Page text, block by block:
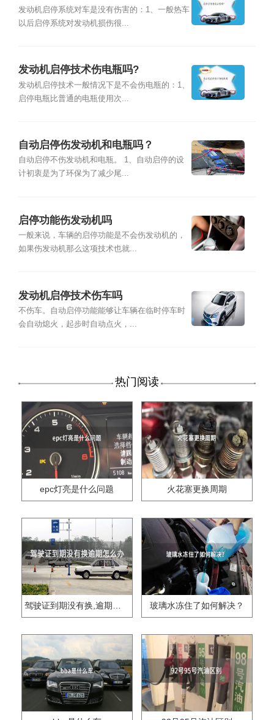
发动机启停系统对车是没有伤害的：1、一般热车
以后启停系统对发动机损伤很...
发动机启停技术伤电瓶吗?
发动机启停技术一般情况下是不会伤电瓶的：1、
启停电瓶比普通的电瓶使用次...
自动启停伤发动机和电瓶吗？
自动启停不伤发动机和电瓶。 1、自动启停的设
计初衷是为了环保为了减少尾...
启停功能伤发动机吗
一般来说，车辆的启停功能是不会伤发动机的，
如果伤发动机那么这项技术也就...
发动机启停技术伤车吗
不伤车。自动启停功能能够让车辆在临时停车时
会自动熄火，起步时自动点火，...
热门阅读
epc灯亮是什么问题 火花塞更换周期
驾驶证到期没有换,逾期怎么办?? 玻璃水冻住了如何解决？